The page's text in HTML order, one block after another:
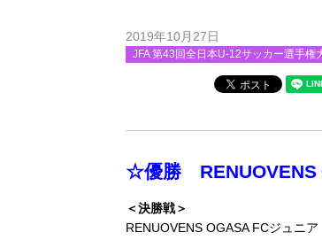
2019年10月27日
JFA 第43回全日本U-12サッカー選手権
☆優勝 RENUOVENS
＜決勝戦＞
RENUOVENS OGASA FCジュニ